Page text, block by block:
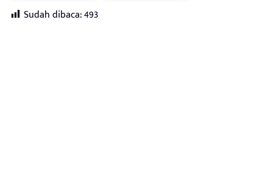
Sudah dibaca:493